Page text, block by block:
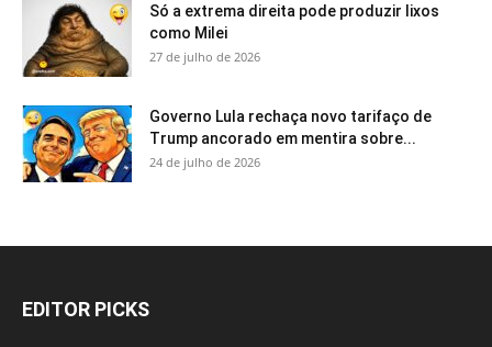
Só a extrema direita pode produzir lixos
como Milei
27 de julho de 2026
Governo Lula rechaça novo tarifaço de
Trump ancorado em mentira sobre...
24 de julho de 2026
EDITOR PICKS